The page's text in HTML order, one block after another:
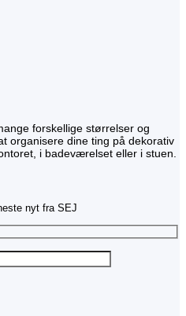
forskellige størrelser og
organisere dine ting på dekorativ
i badeværelset eller i stuen.
nyt fra SEJ